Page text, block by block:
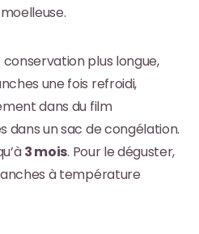
conservation plus longue,
une fois refroidi,
dans du film
un sac de congélation.
3 mois. Pour le déguster,
à température